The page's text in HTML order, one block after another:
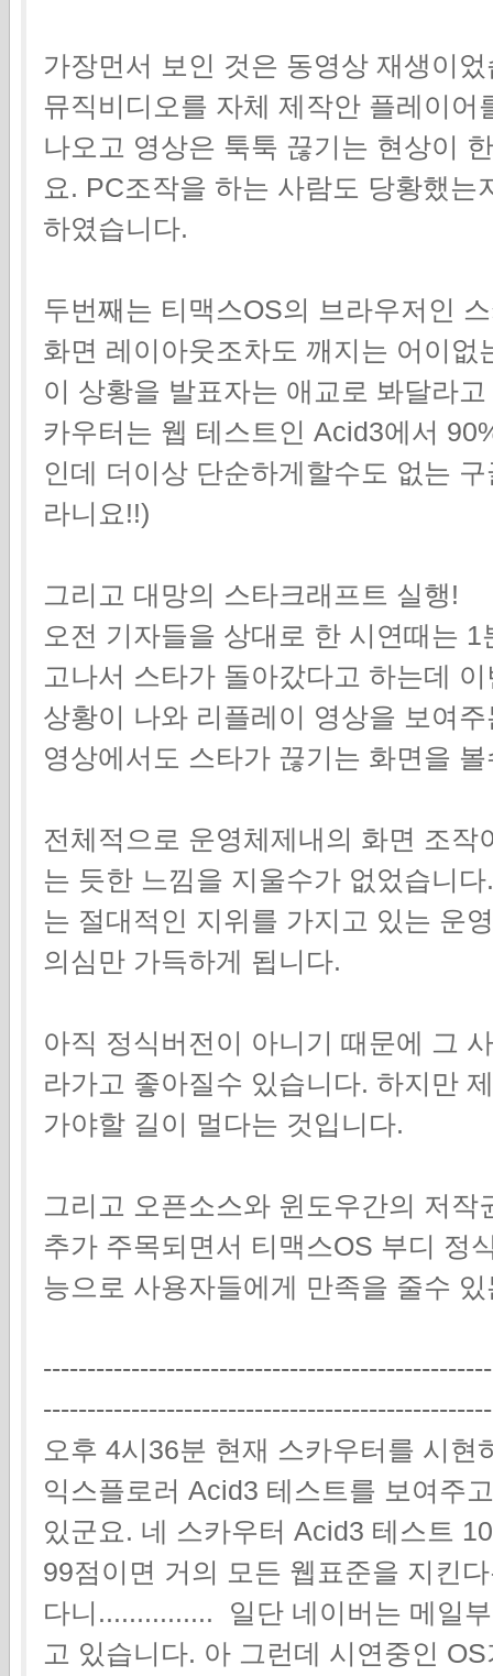
가장먼서 보인 것은 동영상 재생이
뮤직비디오를 자체 제작안 플레이
나오고 영상은 툭툭 끊기는 현상이
요. PC조작을 하는 사람도 당황했
하였습니다.
두번째는 티맥스OS의 브라우저인
화면 레이아웃조차도 깨지는 어이없
이 상황을 발표자는 애교로 봐달라
카우터는 웹 테스트인 Acid3에서
인데 더이상 단순하게할수도 없는
라니요!!)
그리고 대망의 스타크래프트 실행!
오전 기자들을 상대로 한 시연때는
고나서 스타가 돌아갔다고 하는데
상황이 나와 리플레이 영상을 보여
영상에서도 스타가 끊기는 화면을
전체적으로 운영체제내의 화면 조
는 듯한 느낌을 지울수가 없었습니
는 절대적인 지위를 가지고 있는 운
의심만 가득하게 됩니다.
아직 정식버전이 아니기 때문에 그
라가고 좋아질수 있습니다. 하지만
가야할 길이 멀다는 것입니다.
그리고 오픈소스와 윈도우간의 저
추가 주목되면서 티맥스OS 부디 정
능으로 사용자들에게 만족을 줄수
오후 4시36분 현재 스카우터를 시현
익스플로러 Acid3 테스트를 보여주
있군요. 네 스카우터 Acid3 테스트
99점이면 거의 모든 웹표준을 지킨
다니............... 일단 네이버는 메일
고 있습니다. 아 그런데 시연중인